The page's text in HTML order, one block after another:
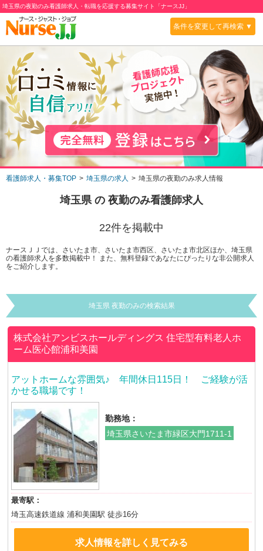
埼玉県の夜勤のみ看護師求人・転職を応援する募集サイト「ナースJJ」
条件を変更して再検索 ▼
看護師求人・募集TOP 埼玉県の求人 埼玉県の夜勤のみ求人情報
埼玉県の 夜勤のみ看護師求人
22件を掲載中
ナースＪＪでは、さいたま市、さいたま市西区、さいたま市北区ほか、埼玉県
の看護師求人を多数掲載中！ また、無料登録であなたにぴったりな非公開求人
をご紹介します。
埼玉県 夜勤のみの検索結果
株式会社アンビスホールディングス住宅型有料老人ホ
ーム医心館浦和美園
アットホームな雰囲気♪ 年間休日115日！ ご経験が活
かせる職場です！
勤務地：
埼玉県さいたま市緑区大門1711-1
最寄駅：
埼玉高速鉄道線 浦和美園駅 徒歩16分
求人情報を詳しく見てみる